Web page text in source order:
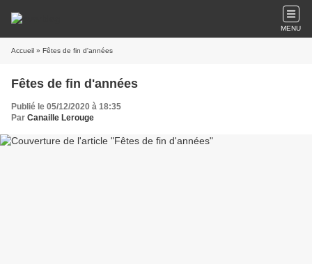
MENU
Accueil » Fêtes de fin d'années
Fêtes de fin d'années
Publié le 05/12/2020 à 18:35
Par Canaille Lerouge